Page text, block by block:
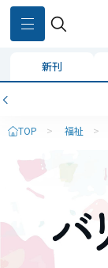
新刊
TOP > 福祉 >